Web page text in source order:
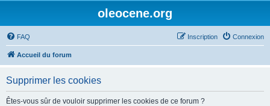
oleocene.org
FAQ Connexion
Inscription
Accueil du forum
Supprimer les cookies
Êtes-vous sûr de vouloir supprimer les cookies de ce forum ?